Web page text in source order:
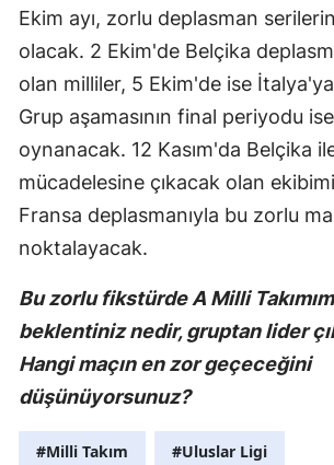
Ekim ayı, zorlu deplasman
olacak. 2 Ekim'de Belçika
olan milliler, 5 Ekim'de ise
Grup aşamasının final periyodu
oynanacak. 12 Kasım'da Belçika
mücadelesine çıkacak olan
Fransa deplasmanıyla bu zorlu
noktalayacak.
Bu zorlu fikstürde A Milli
beklentiniz nedir, gruptan lider
Hangi maçın en zor geçeceğini
düşünüyorsunuz?
#Milli Takım #Uluslar Ligi